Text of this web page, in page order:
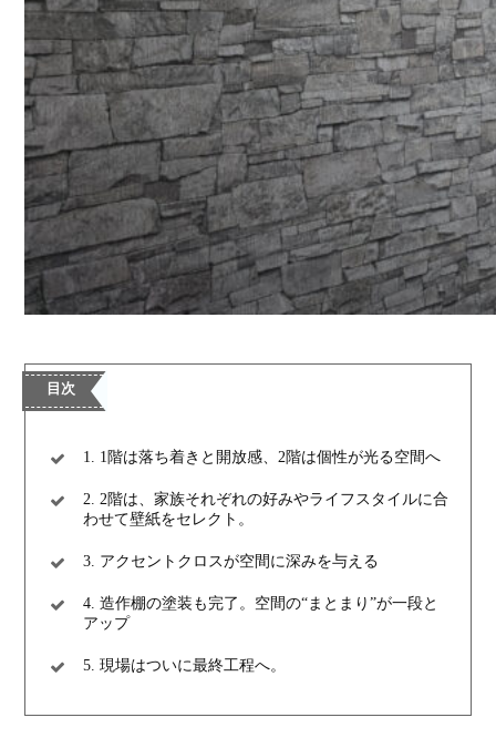
1. 1階は落ち着きと開放感、2階は個性が光る空間へ
2. 2階は、家族それぞれの好みやライフスタイルに合
わせて壁紙をセレクト。
3. アクセントクロスが空間に深みを与える
4. 造作棚の塗装も完了。空間の“まとまり”が一段と
アップ
5. 現場はついに最終工程へ。